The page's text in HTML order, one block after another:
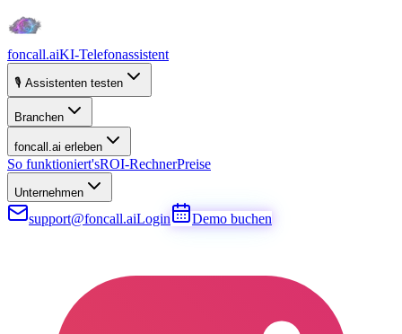
foncall.aiKI-Telefonassistent
🎙️ Assistenten testen
Branchen
foncall.ai erleben
So funktioniert'sROI-RechnerPreise
Unternehmen
support@foncall.aiLogin Demo buchen